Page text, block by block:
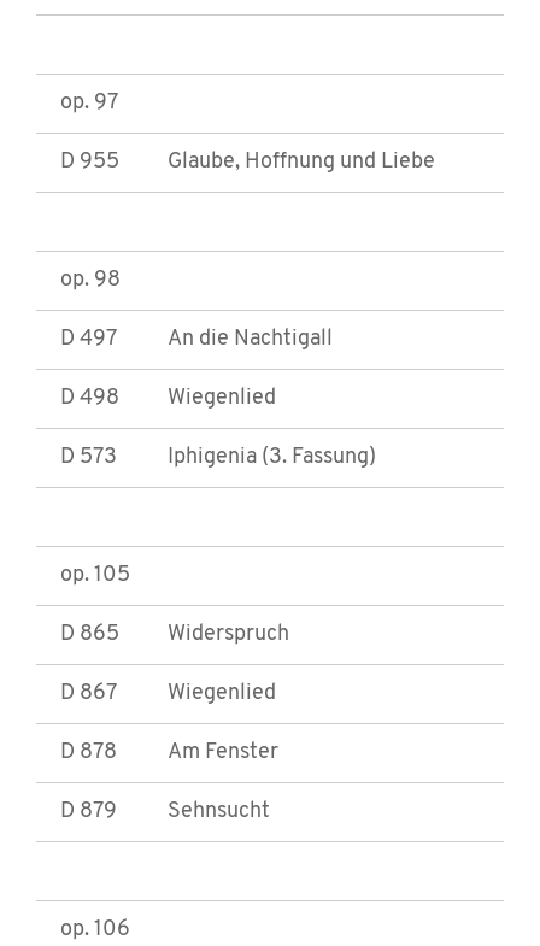
op. 97
D 955 Glaube, Hoffnung und Liebe
op. 98
D 497 An die Nachtigall
D 498 Wiegenlied
D 573 Iphigenia (3. Fassung)
op. 105
D 865 Widerspruch
D 867 Wiegenlied
D 878 Am Fenster
D 879 Sehnsucht
op. 106